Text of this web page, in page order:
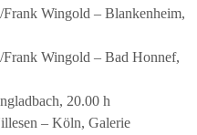
Wingold – Blankenheim,
Wingold – Bad Honnef,
20.00 h
– Köln, Galerie